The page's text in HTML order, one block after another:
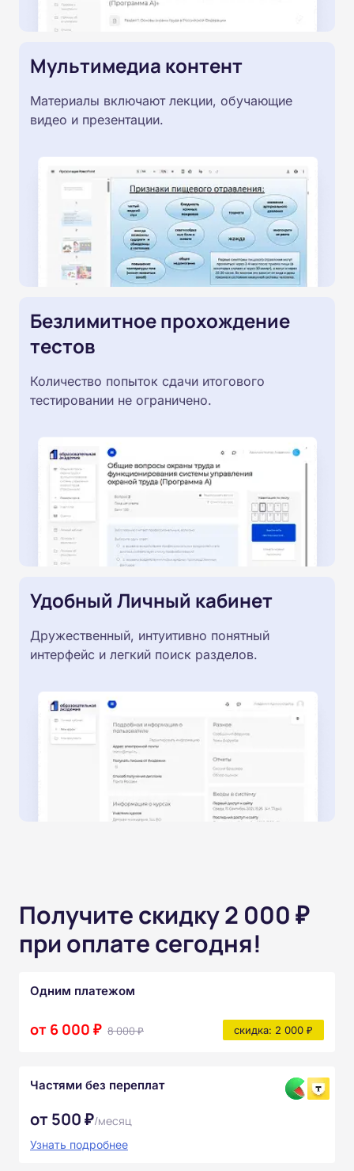
Мультимедиа контент
Материалы включают лекции, обучающие
видео и презентации.
Безлимитное прохождение
тестов
Количество попыток сдачи итогового
тестировании не ограничено.
Удобный Личный кабинет
Дружественный, интуитивно понятный
интерфейс и легкий поиск разделов.
Получите скидку 2 000 ₽
при оплате сегодня!
Одним платежом
от 6 000 ₽ 8 000 ₽ скидка: 2 000 ₽
Частями без переплат
от 500 ₽/месяц
Узнать подробнее